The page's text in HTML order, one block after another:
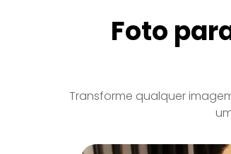
Foto
Transforme qualquer